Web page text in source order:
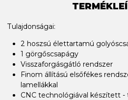
Tulajdonságai:
2 hoszsú élettartamú
1 görgőscsapágy
Visszaforgásgátló rendszer
Finom állítású elsőfékes
lamellákkal
CNC technológiával készített -